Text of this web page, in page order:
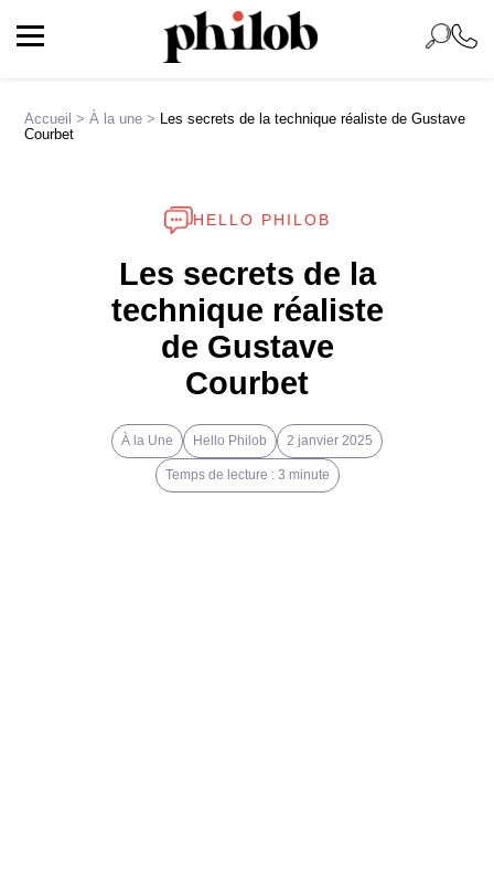
Accueil >À la une >
Les secrets de la technique réaliste de Gustave
Courbet
HELLO PHILOB
Les secrets de la
technique réaliste
de Gustave
Courbet
À la Une Hello Philob 2 janvier 2025
Temps de lecture : 3 minute